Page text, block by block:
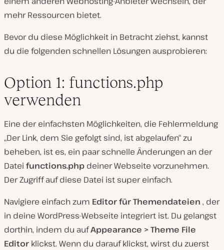
mehr Ressourcen bietet.
Bevor du diese Möglichkeit in Betracht ziehst, kannst
du die folgenden schnellen Lösungen ausprobieren:
Option 1: functions.php
verwenden
Eine der einfachsten Möglichkeiten, die Fehlermeldung
„Der Link, dem Sie gefolgt sind, ist abgelaufen“ zu
beheben, ist es, ein paar schnelle Änderungen an der
Datei functions.php deiner Webseite vorzunehmen.
Der Zugriff auf diese Datei ist super einfach.
Navigiere einfach zum Editor für Themendateien , der
in deine WordPress-Webseite integriert ist. Du gelangst
dorthin, indem du aufAppearance > Theme File
Editor klickst. Wenn du darauf klickst, wirst du zuerst